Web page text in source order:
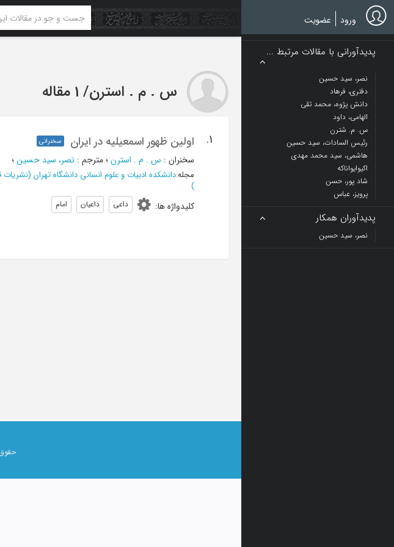
Skip
to
main
ورود عضویت
پدیدآورانی با مقالات مرتبط ...
نصر، سید حسین
دفتری، فرهاد
دانش پژوه، محمد تقی
الهامی، داود
س. م. شترن
رئیس السادات، سید حسین
هاشمی، سید محمد مهدی
اکیوایواناکه
شاد پور، حسن
پرویز، عباس
پدیدآوران همکار
نصر، سید حسین
س . م . استرن/ 1 مقاله
1. اولین ظهور اسمعیلیه در ایران سخنرانی
سخنران : س . م . استرن؛مترجم : نصر، سید حسین؛
مجله:دانشکده ادبیات و علوم انسانی دانشگاه تهران
)
کلیدواژه ها: داعی داعیان امام